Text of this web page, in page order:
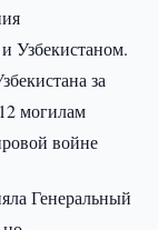
Узбекистаном.
за
могилам
войне
Генеральный